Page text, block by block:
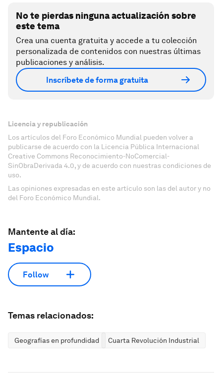
No te pierdas ninguna actualización sobre
este tema
Crea una cuenta gratuita y accede a tu colección
personalizada de contenidos con nuestras últimas
publicaciones y análisis.
Inscríbete de forma gratuita
Licencia y republicación
Los artículos del Foro Económico Mundial pueden volver a
publicarse de acuerdo con la Licencia Pública Internacional
Creative Commons Reconocimiento-NoComercial-
SinObraDerivada 4.0, y de acuerdo con nuestras condiciones de
uso.
Las opiniones expresadas en este artículo son las del autor y no
del Foro Económico Mundial.
Mantente al día:
Espacio
Follow
Temas relacionados:
Geografías en profundidad Cuarta Revolución Industrial